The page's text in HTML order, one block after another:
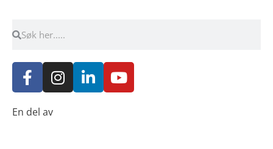
F
a
c
e
I
n
s
L
i
n
Y
o
u
En del av